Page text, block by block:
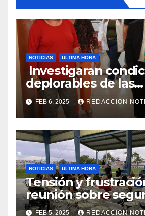
NOTICIAS ULTIMA HORA
Investigaran
deplorables de las
facilidades el
de la Salud en
FEB 6, 2025 REDACCION
NOTICIAS ULTIMA HORA
Tensión y
reunión sobre
Reparto
FEB 5, 2025 REDACCION